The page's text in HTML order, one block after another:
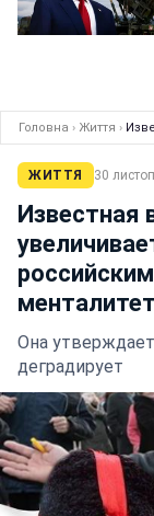
Головна › Життя ›
ЖИТТЯ 30
Известная
Она
деградирует